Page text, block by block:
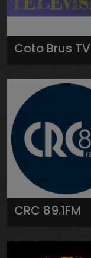
Coto Brus TV
CRC 89.1FM